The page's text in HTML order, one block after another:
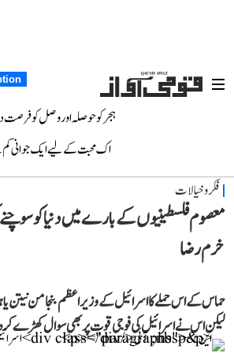
ہجر کو حوصلہ اور وصل کو فرصت
اک محبت کے لیے ایک جوانی
فکر و خیالات
معصوم فلسطینیوں کے بارے میں دنیا کو
خرم رضا
حماس کے اس حملے کا اسرائیل کے وزیر اعظم بنجامن نیتن
لیکن اس نے اسرائیل کی فوجی قوت پر بھی سوال کھڑے